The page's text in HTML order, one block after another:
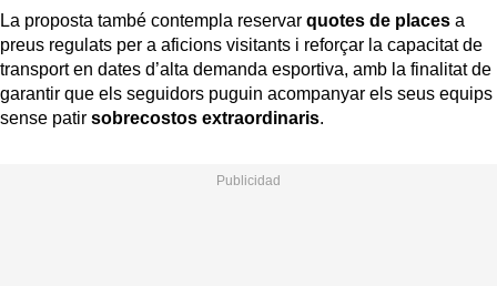
La proposta també contempla reservar quotes de places a
preus regulats per a aficions visitants i reforçar la capacitat de
transport en dates d’alta demanda esportiva, amb la finalitat de
garantir que els seguidors puguin acompanyar els seus equips
sense patir sobrecostos extraordinaris.